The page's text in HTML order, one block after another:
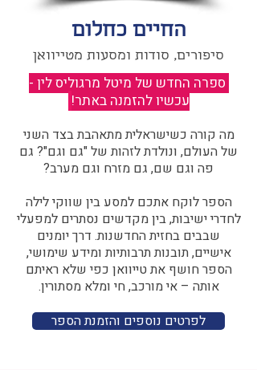
החיים כחלום
סיפורים, סודות ומסעות מטייוואן
ספרה החדש של מיטל מרגוליס לין -
עכשיו להזמנה באתר!
מה קורה כשישראלית מתאהבת בצד השני
של העולם, ונולדת לזהות של "גם וגם"? גם
פה וגם שם, גם מזרח וגם מערב?​​
הספר לוקח אתכם למסע בין שווקי לילה
לחדרי ישיבות, בין מקדשים נסתרים למפעלי
שבבים בחזית החדשנות. דרך יומנים
אישיים, תובנות תרבותיות ומידע שימושי,
הספר חושף את טייוואן כפי שלא ראיתם
אותה – אי מורכב, חי ומלא מסתורין.
לפרטים נוספים והזמנת הספר